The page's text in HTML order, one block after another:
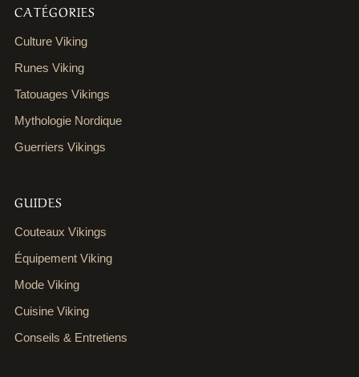
CATÉGORIES
Culture Viking
Runes Viking
Tatouages Vikings
Mythologie Nordique
Guerriers Vikings
GUIDES
Couteaux Vikings
Équipement Viking
Mode Viking
Cuisine Viking
Conseils & Entretiens